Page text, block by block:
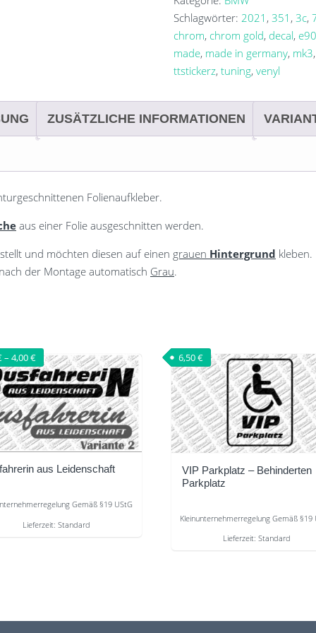
Schlagwörter: 2021 , 351 , 3c,
chrom, chrom gold, decal, e90
made, made in germany, mk3,
ttstickerz, tuning, venyl
ZUSÄTZLICHE INFORMATIONEN
Folienaufkleber.
aus einer Folie ausgeschnitten werden.
und möchten diesen auf einen grauen Hintergrund kleben.
der Montage automatisch Grau.
aus Leidenschaft
–4,00€
Gemäß §19 UStG
Lieferzeit: Standard
VIP Parkplatz – Behinderten
Parkplatz
6,50€
Kleinunternehmerregelung Gemäß §19
Lieferzeit: Standard